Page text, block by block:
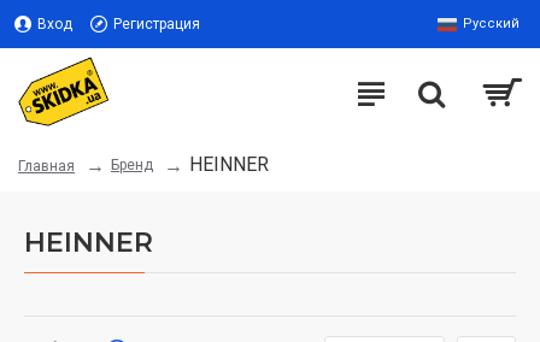
Вход Регистрация Русский
Главная Бренд HEINNER
HEINNER